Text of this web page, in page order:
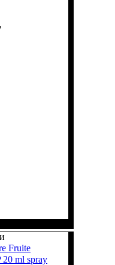
Fruite
ml spray